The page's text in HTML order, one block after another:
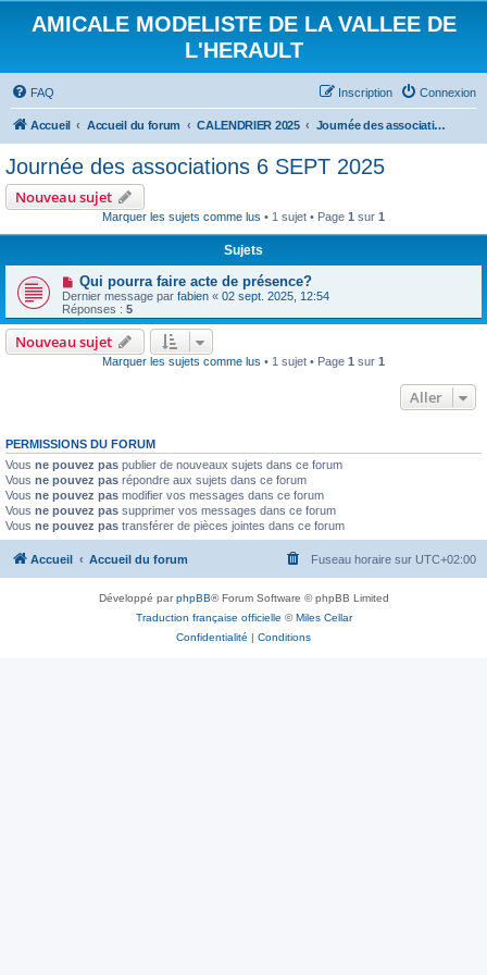
AMICALE MODELISTE DE LA VALLEE DE
L'HERAULT
FAQ Connexion
Inscription
Accueil Accueil du forum CALENDRIER 2025 Journée des associations 6 SEPT 2025
Journée des associations 6 SEPT 2025
Nouveau sujet
Marquer les sujets comme lus • 1 sujet • Page 1 sur 1
Sujets
Qui pourra faire acte de présence?
Dernier message par fabien « 02 sept. 2025, 12:54
Réponses : 5
Nouveau sujet
Marquer les sujets comme lus • 1 sujet • Page 1 sur 1
Aller
PERMISSIONS DU FORUM
Vous ne pouvez pas publier de nouveaux sujets dans ce forum
Vous ne pouvez pas répondre aux sujets dans ce forum
Vous ne pouvez pas modifier vos messages dans ce forum
Vous ne pouvez pas supprimer vos messages dans ce forum
Vous ne pouvez pas transférer de pièces jointes dans ce forum
Accueil Accueil du forum Fuseau horaire sur UTC+02:00
Développé parphpBB® Forum Software © phpBB Limited
Traduction française officielle ©Miles Cellar
Confidentialité | Conditions